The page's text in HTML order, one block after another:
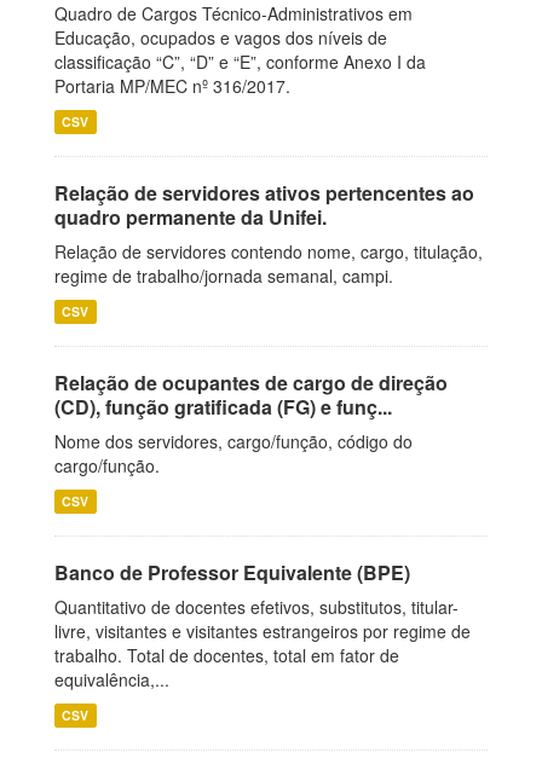
Quadro de Cargos Técnico-Administrativos em
Educação, ocupados e vagos dos níveis de
classificação “C”, “D” e “E”, conforme Anexo I da
Portaria MP/MEC nº 316/2017.
CSV
Relação de servidores ativos pertencentes ao
quadro permanente da Unifei.
Relação de servidores contendo nome, cargo, titulação,
regime de trabalho/jornada semanal, campi.
CSV
Relação de ocupantes de cargo de direção
(CD), função gratificada (FG) e funç...
Nome dos servidores, cargo/função, código do
cargo/função.
CSV
Banco de Professor Equivalente (BPE)
Quantitativo de docentes efetivos, substitutos, titular-
livre, visitantes e visitantes estrangeiros por regime de
trabalho. Total de docentes, total em fator de
equivalência,...
CSV